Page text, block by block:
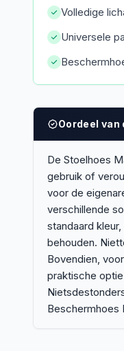
Volledige
Universele
Oordeel van
De Stoelhoes
gebruik of
voor de
verschillende
standaard
behouden.
Bovendien,
praktische
Beschermhoes